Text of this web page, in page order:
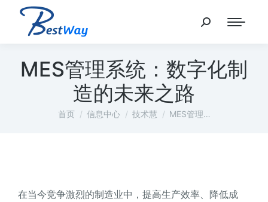
MES管理系统：数字化制
造的未来之路
您在这里：
首页 信息中心 技术慧 MES管理…
在当今竞争激烈的制造业中，提高生产效率、降低成